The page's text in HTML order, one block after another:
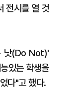
전시를 열 것
낫(Do Not)'
있는 학생을
다"고 했다.